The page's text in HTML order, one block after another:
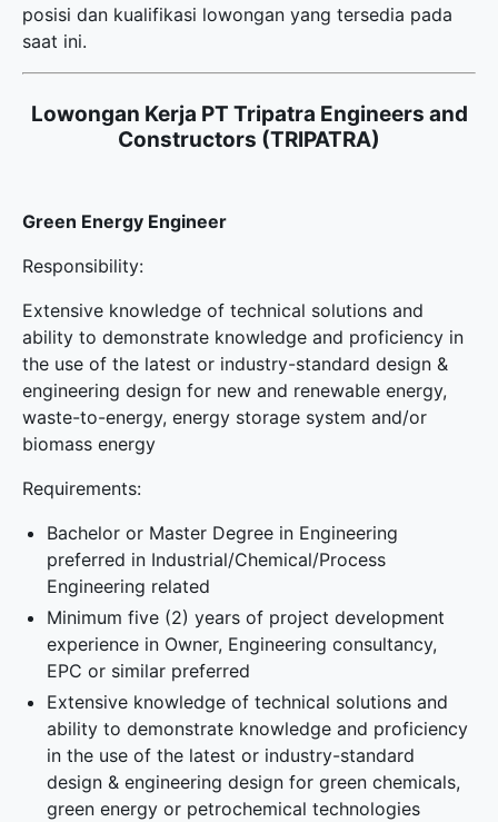
posisi dan kualifikasi lowongan yang tersedia pada
saat ini.
Lowongan Kerja PT Tripatra Engineers and
Constructors (TRIPATRA)
Green Energy Engineer
Responsibility:
Extensive knowledge of technical solutions and
ability to demonstrate knowledge and proficiency in
the use of the latest or industry-standard design &
engineering design for new and renewable energy,
waste-to-energy, energy storage system and/or
biomass energy
Requirements:
Bachelor or Master Degree in Engineering
preferred in Industrial/Chemical/Process
Engineering related
Minimum five (2) years of project development
experience in Owner, Engineering consultancy,
EPC or similar preferred
Extensive knowledge of technical solutions and
ability to demonstrate knowledge and proficiency
in the use of the latest or industry-standard
design & engineering design for green chemicals,
green energy or petrochemical technologies